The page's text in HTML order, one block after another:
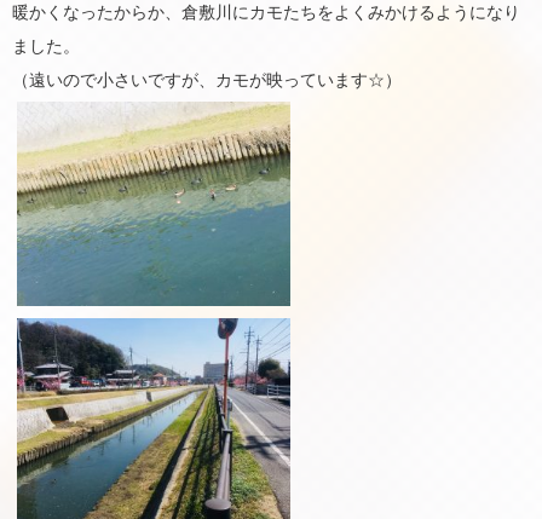
暖かくなったからか、倉敷川にカモたちをよくみかけるようになり
ました。
（遠いので小さいですが、カモが映っています☆）